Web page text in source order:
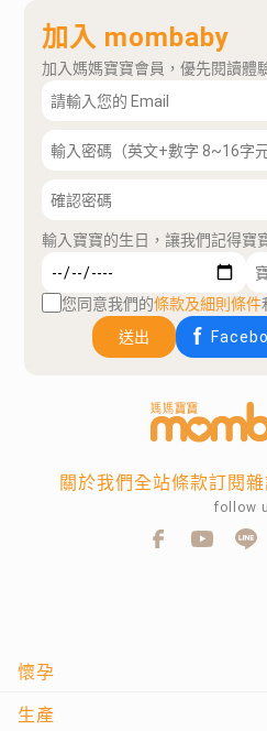
加入 mombaby
加入媽媽寶寶會員，優先閱讀體
輸入寶寶的生日，讓我們記得寶
您同意我們的條款及細則條件
送出
懷孕
生產
關於我們全站條款訂閱
follow